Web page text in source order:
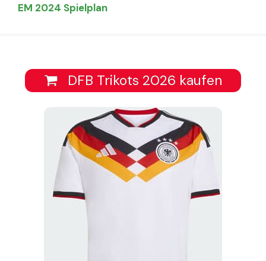
EM 2024 Spielplan
DFB Trikots 2026 kaufen